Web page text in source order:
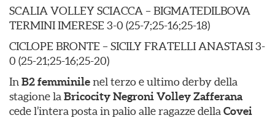
SCALIA VOLLEY SCIACCA – BIGMATEDILBOVA
TERMINI IMERESE 3-0 (25-7;25-16;25-18)
CICLOPE BRONTE – SICILY FRATELLI ANASTASI 3-
0 (25-21;25-16;25-20)
In B2 femminilenel terzo e ultimo derby della
stagione la Bricocity Negroni Volley Zafferana
cede l’intera posta in palio alle ragazze della Covei